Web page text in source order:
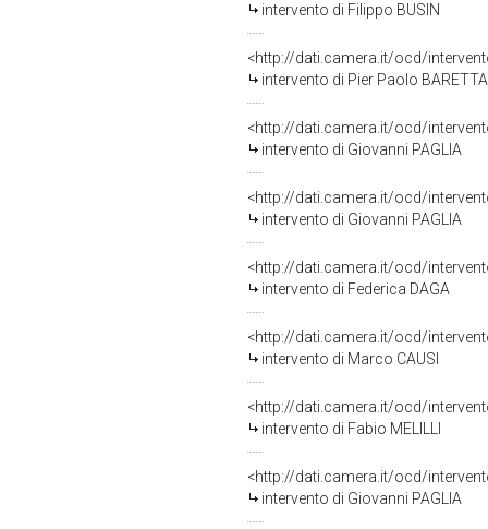
intervento di Filippo BUSIN
<http://dati.camera.it/ocd/
intervento di Pier Paolo BARETTA
<http://dati.camera.it/ocd/
intervento di Giovanni PAGLIA
<http://dati.camera.it/ocd/
intervento di Giovanni PAGLIA
<http://dati.camera.it/ocd/
intervento di Federica DAGA
<http://dati.camera.it/ocd/
intervento di Marco CAUSI
<http://dati.camera.it/ocd/
intervento di Fabio MELILLI
<http://dati.camera.it/ocd/
intervento di Giovanni PAGLIA